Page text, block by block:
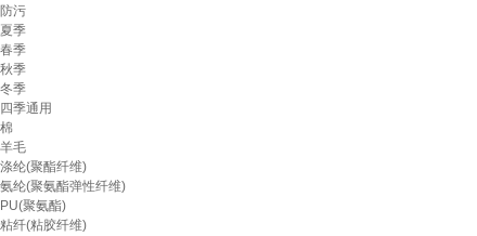
防污
夏季
春季
秋季
冬季
四季通用
棉
羊毛
涤纶(聚酯纤维)
氨纶(聚氨酯弹性纤维)
PU(聚氨酯)
粘纤(粘胶纤维)